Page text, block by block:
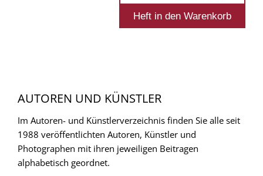
AUTOREN UND KÜNSTLER
Im Autoren- und Künstlerverzeichnis finden Sie alle seit
1988 veröffentlichten Autoren, Künstler und
Photographen mit ihren jeweiligen Beitragen
alphabetisch geordnet.